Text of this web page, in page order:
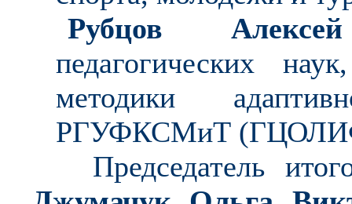
Рубцов
педагогических
методики
РГУФКСМиТ
Председатель